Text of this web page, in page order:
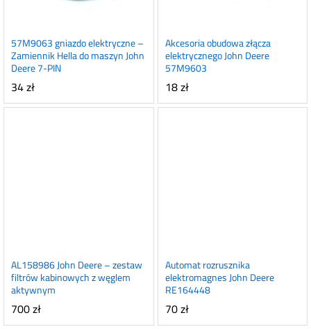
57M9063 gniazdo elektryczne –
Zamiennik Hella do maszyn John
Deere 7-PIN
34zł
Akcesoria obudowa złącza
elektrycznego John Deere
57M9603
18zł
AL158986 John Deere – zestaw
filtrów kabinowych z węglem
aktywnym
700zł
Automat rozrusznika
elektromagnes John Deere
RE164448
70zł